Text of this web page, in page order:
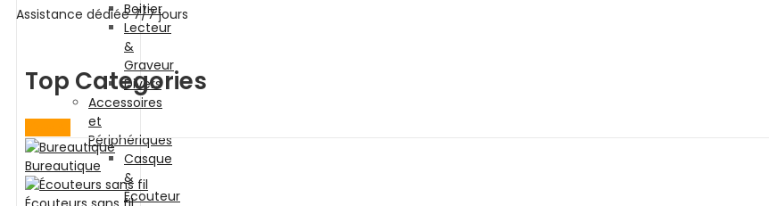
Boitier
Lecteur
&
Graveur
Divers
Accessoires
et
Périphériques
Casque
&
Écouteur
Assistance dédiée 7/7 jours
Top Categories
Bureautique